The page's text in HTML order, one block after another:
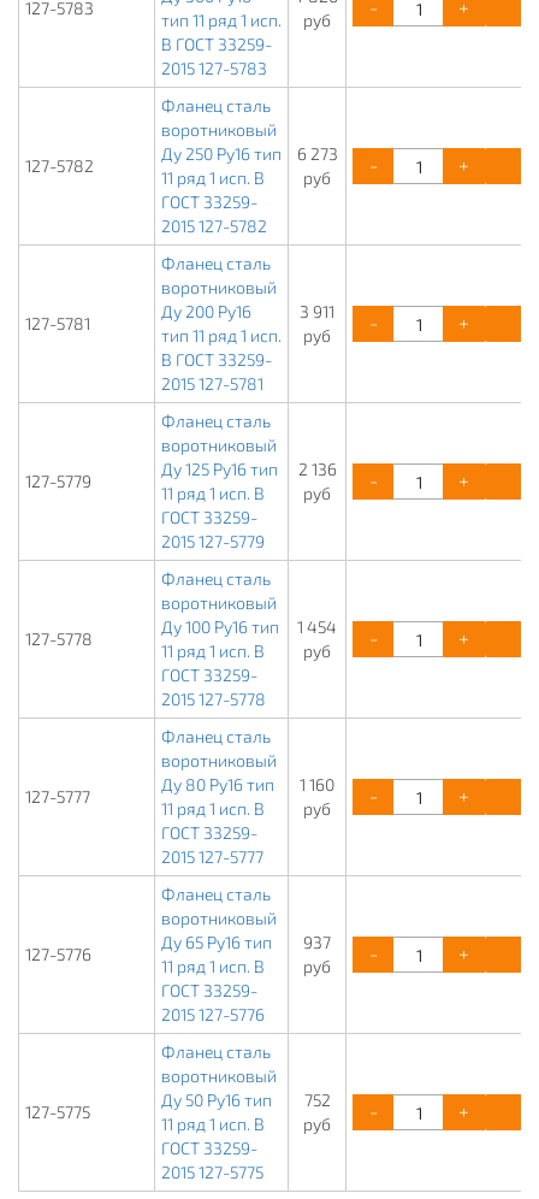
127-5783
тип 11 ряд 1 исп.
B ГОСТ 33259-
2015 127-5783
руб
- +
127-5782
Фланец сталь
воротниковый
Ду 250 Ру16 тип
11 ряд 1 исп. B
ГОСТ 33259-
2015 127-5782
6 273
руб
- +
127-5781
Фланец сталь
воротниковый
Ду 200 Ру16
тип 11 ряд 1 исп.
B ГОСТ 33259-
2015 127-5781
3 911
руб
- +
127-5779
Фланец сталь
воротниковый
Ду 125 Ру16 тип
11 ряд 1 исп. B
ГОСТ 33259-
2015 127-5779
2 136
руб
- +
127-5778
Фланец сталь
воротниковый
Ду 100 Ру16 тип
11 ряд 1 исп. B
ГОСТ 33259-
2015 127-5778
1 454
руб
- +
127-5777
Фланец сталь
воротниковый
Ду 80 Ру16 тип
11 ряд 1 исп. B
ГОСТ 33259-
2015 127-5777
1 160
руб
- +
127-5776
Фланец сталь
воротниковый
Ду 65 Ру16 тип
11 ряд 1 исп. B
ГОСТ 33259-
2015 127-5776
937
руб
- +
127-5775
Фланец сталь
воротниковый
Ду 50 Ру16 тип
11 ряд 1 исп. B
ГОСТ 33259-
2015 127-5775
752
руб
- +